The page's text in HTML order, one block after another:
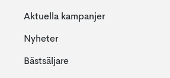
Aktuella kampanjer
Nyheter
Bästsäljare